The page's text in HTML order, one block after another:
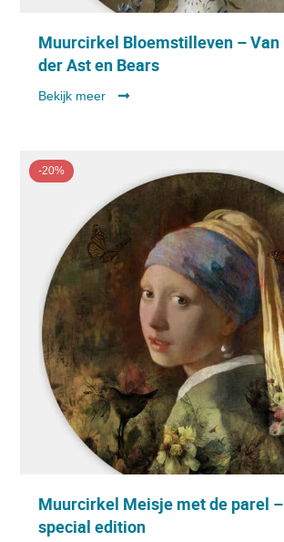
Muurcirkel Bloemstilleven – Van
der Ast en Bears
Bekijk meer
-20%
Muurcirkel Meisje met de parel –
special edition